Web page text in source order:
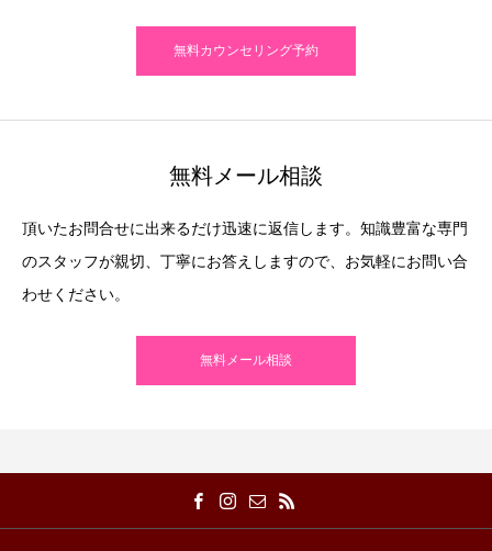
無料カウンセリング予約
無料メール相談
頂いたお問合せに出来るだけ迅速に返信します。知識豊富な専門
のスタッフが親切、丁寧にお答えしますので、お気軽にお問い合
わせください。
無料メール相談